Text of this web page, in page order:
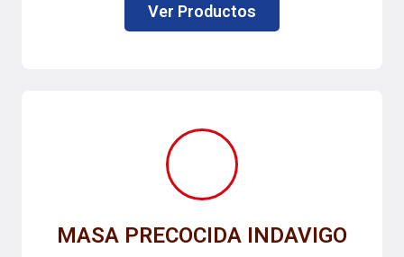
Ver Productos
MASA PRECOCIDA INDAVIGO